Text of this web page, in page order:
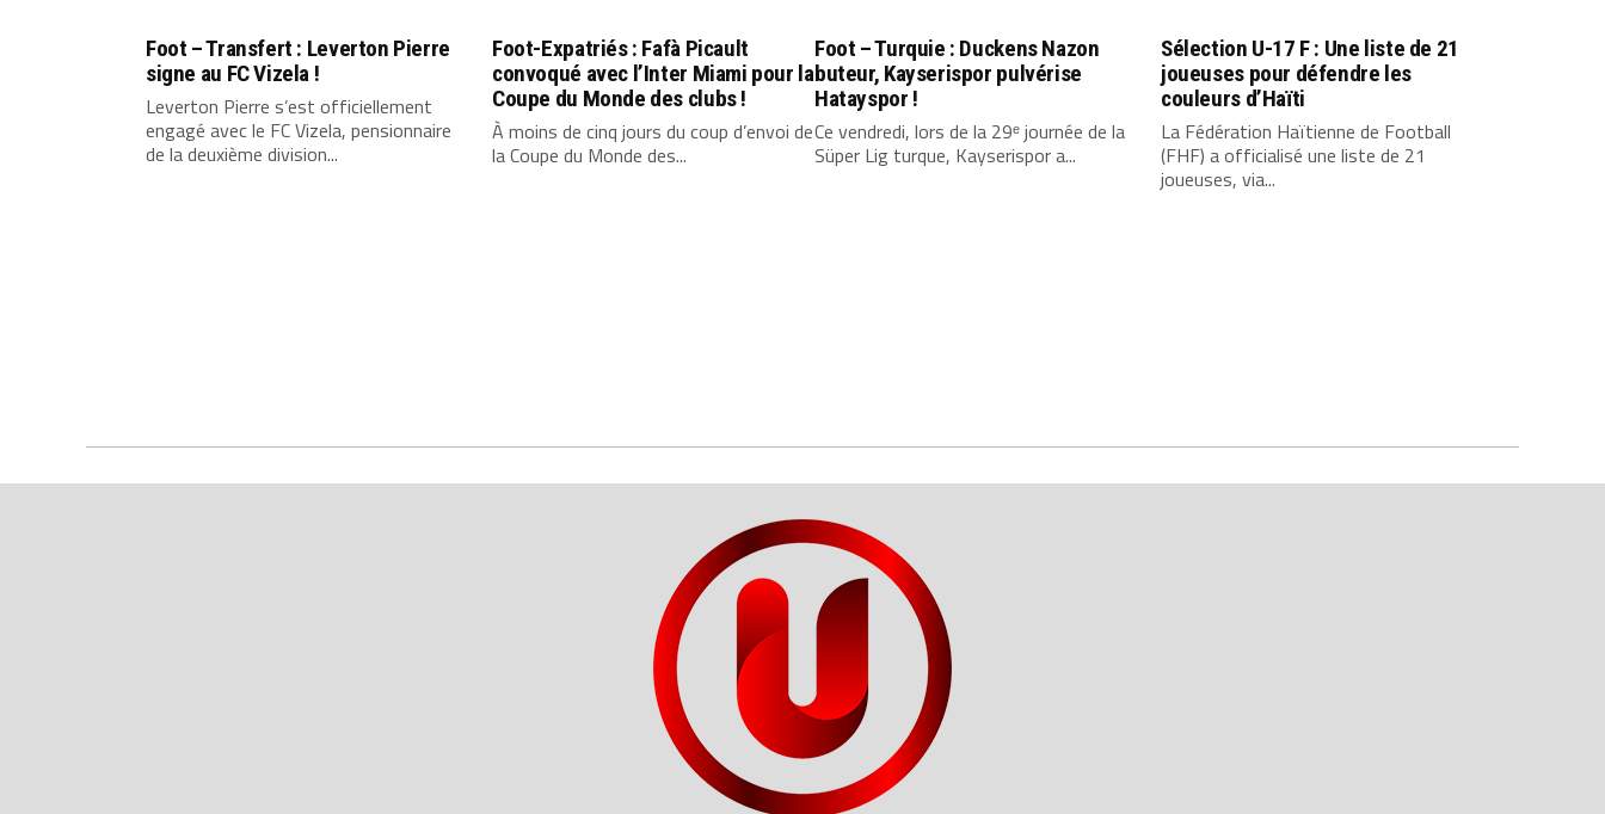
Foot – Transfert : Leverton Pierre
signe au FC Vizela !
Leverton Pierre s’est officiellement
engagé avec le FC Vizela, pensionnaire
de la deuxième division...
Foot-Expatriés : Fafà Picault
convoqué avec l’Inter Miami pour la
Coupe du Monde des clubs !
À moins de cinq jours du coup d’envoi de
la Coupe du Monde des...
Foot – Turquie : Duckens Nazon
buteur, Kayserispor pulvérise
Hatayspor !
Ce vendredi, lors de la 29ᵉ journée de la
Süper Lig turque, Kayserispor a...
Sélection U-17 F : Une liste de 21
joueuses pour défendre les
couleurs d’Haïti
La Fédération Haïtienne de Football
(FHF) a officialisé une liste de 21
joueuses, via...